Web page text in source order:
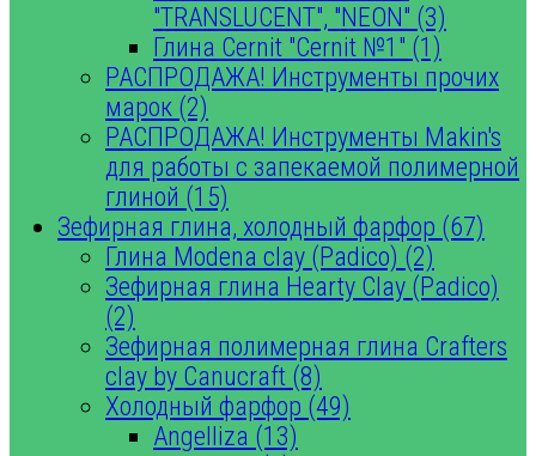
"TRANSLUCENT", "NEON" (3)
Глина Cernit "Cernit №1" (1)
РАСПРОДАЖА! Инструменты прочих
марок (2)
РАСПРОДАЖА! Инструменты Makin's
для работы с запекаемой полимерной
глиной (15)
Зефирная глина, холодный фарфор (67)
Глина Modena clay (Padico) (2)
Зефирная глина Hearty Clay (Padico)
(2)
Зефирная полимерная глина Crafters
clay by Canucraft (8)
Холодный фарфор (49)
Angelliza (13)